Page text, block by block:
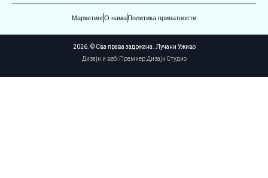
МаркетингО намаПолитика приватности
2026. © Сва права задржана. Лучани Уживо
Дизајн и веб: Премиер Дизајн Студио